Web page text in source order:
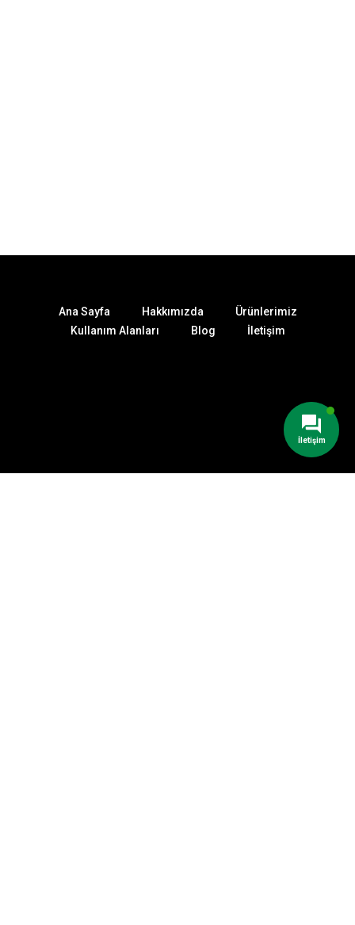
Ana Sayfa Hakkımızda
Ürünlerimiz
Kullanım Alanları
Blog İletişim
İletişim